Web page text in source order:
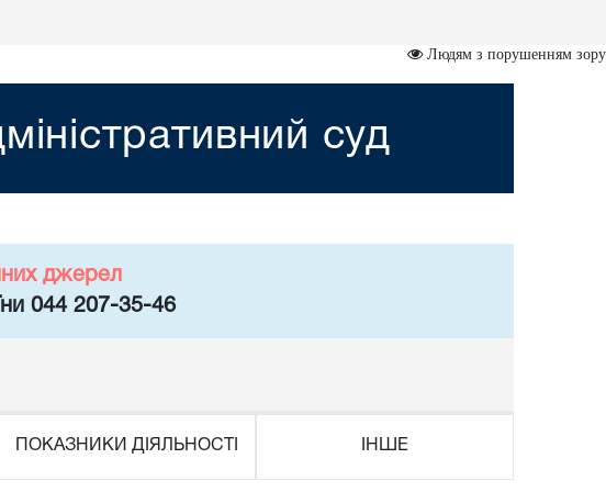
Людям з порушенням зору
суд
джерел
044 207-35-46
ПОКАЗНИКИ ДІЯЛЬНОСТІ ІНШЕ